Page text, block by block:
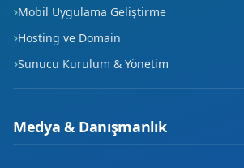
Mobil Uygulama Geliştirme
Hosting ve Domain
Sunucu Kurulum & Yönetim
Medya & Danışmanlık